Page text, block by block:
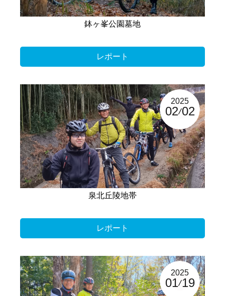
鉢ヶ峯公園墓地
レポート
2025
02 02
泉北丘陵地帯
レポート
2025
01 19